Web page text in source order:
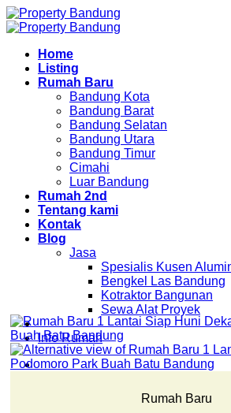
Skip
to
Home
Listing
Rumah Baru
Bandung Kota
Bandung Barat
Bandung Selatan
Bandung Utara
Bandung Timur
Cimahi
Luar Bandung
Rumah 2nd
Tentang kami
Kontak
Blog
Jasa
Spesialis Kusen
Bengkel Las Bandung
Kotraktor Bangunan
Sewa Alat Proyek
Info Rumah
Rumah Baru